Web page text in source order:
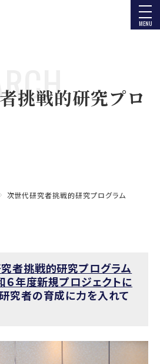
MENU
挑戦的研究プロ
次世代研究者挑戦的研究プログラム
者挑戦的研究プログラム
和６年度新規プロジェクトに
究者の育成に力を入れて